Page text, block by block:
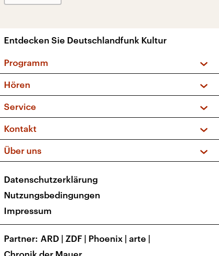
Entdecken Sie Deutschlandfunk Kultur
Programm
Sendungen und Podcasts
Musikliste
Kakadu – Das Kinderprogramm
Hören
Frequenzen (UKW + DAB+)
Service
FAQ
Apps
Newsletter
Veranstaltungen
Kontakt
Social Media
Über uns
Presse
Karriere
Transparenz
Datenschutzerklärung
Nutzungsbedingungen
Impressum
Partner ARD | ZDF | Phoenix | arte |